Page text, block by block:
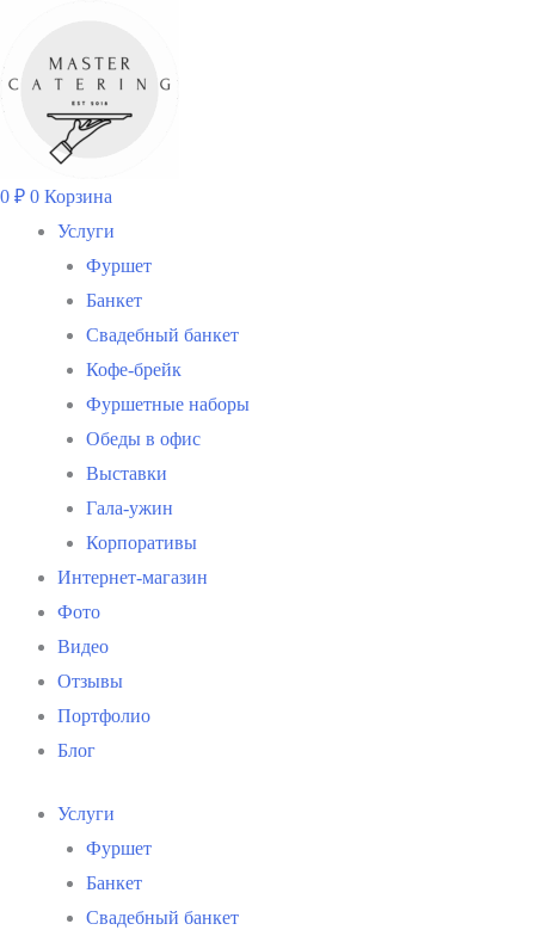
содержимому
0 ₽ 0 Корзина
Услуги
Фуршет
Банкет
Свадебный банкет
Кофе-брейк
Фуршетные наборы
Обеды в офис
Выставки
Гала-ужин
Корпоративы
Интернет-магазин
Фото
Видео
Отзывы
Портфолио
Блог
Услуги
Фуршет
Банкет
Свадебный банкет